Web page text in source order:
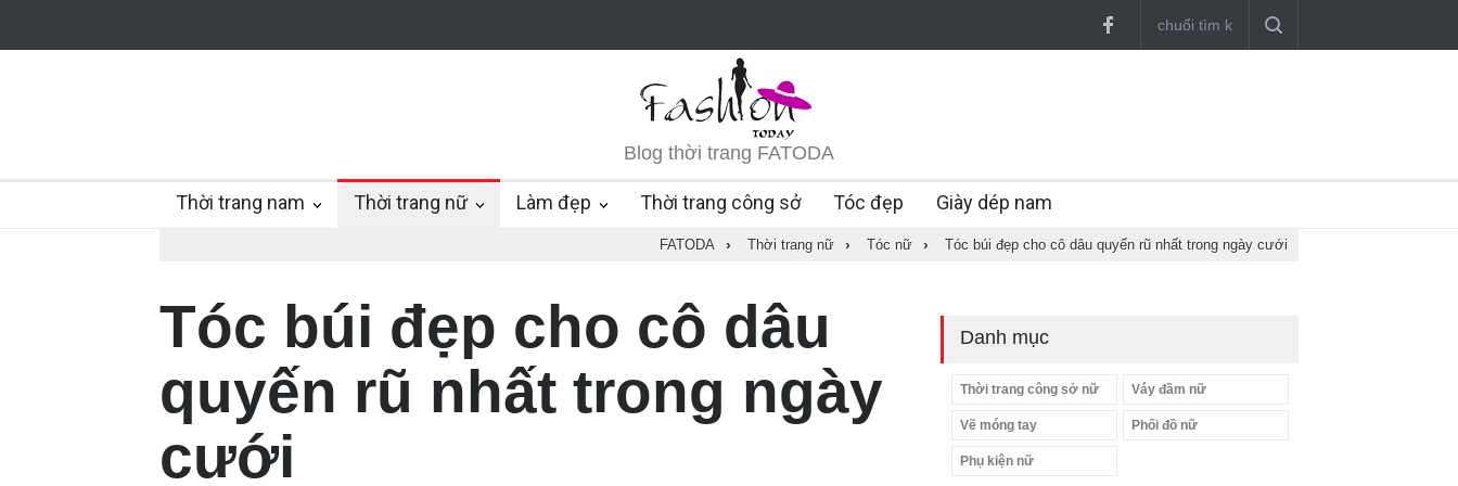
Blog thời trang FATODA
Thời trang nam Thời trang nữ Làm đẹp Thời trang công sở Tóc đẹp Giày dép nam
FATODA › Thời trang nữ › Tóc nữ › Tóc búi đẹp cho cô dâu quyến rũ nhất trong ngày cưới
Tóc búi đẹp cho cô dâu
quyến rũ nhất trong ngày
cưới
Danh mục
Thời trang công sở nữ Váy đầm nữ
Vẽ móng tay Phối đồ nữ
Phụ kiện nữ